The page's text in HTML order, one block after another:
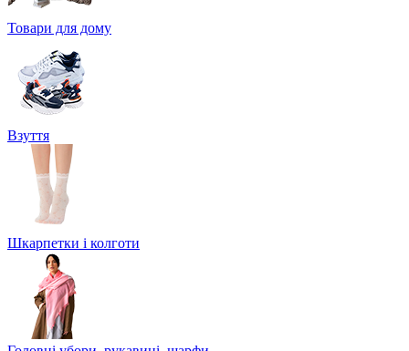
Товари для дому
Взуття
Шкарпетки і колготи